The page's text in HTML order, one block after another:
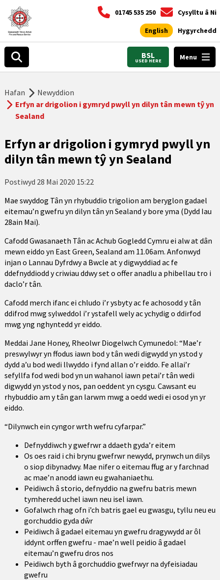
01745 535 250 Cysylltu â Ni
English Hygyrchedd
BSL
USED HERE Menu
Hafan
Newyddion
Erfyn ar drigolion i gymryd pwyll yn dilyn tân mewn tŷ yn
Sealand
Erfyn ar drigolion i gymryd pwyll yn
dilyn tân mewn tŷ yn Sealand
Postiwyd 28 Mai 2020 15:22
Mae swyddog Tân yn rhybuddio trigolion am beryglon gadael
eitemau’n gwefru yn dilyn tân yn Sealand y bore yma (Dydd Iau
28ain Mai).
Cafodd Gwasanaeth Tân ac Achub Gogledd Cymru ei alw at dân
mewn eiddo yn East Green, Sealand am 11.06am. Anfonwyd
injan o Lannau Dyfrdwy a Bwcle at y digwyddiad ac fe
ddefnyddiodd y criwiau ddwy set o offer anadlu a phibellau tro i
daclo’r tân.
Cafodd merch ifanc ei chludo i’r ysbyty ac fe achosodd y tân
ddifrod mwg sylweddol i’r ystafell wely ac ychydig o ddirfod
mwg yng nghyntedd yr eiddo.
Meddai Jane Honey, Rheolwr Diogelwch Cymunedol: “Mae’r
preswylwyr yn ffodus iawn bod y tân wedi digwydd yn ystod y
dydd a’u bod wedi llwyddo i fynd allan o’r eiddo. Fe allai’r
sefyllfa fod wedi bod yn un wahanol iawn petai’r tân wedi
digwydd yn ystod y nos, pan oeddent yn cysgu. Cawsant eu
rhybuddio am y tân gan larwm mwg a oedd wedi ei osod yn yr
eiddo.
“Dilynwch ein cyngor wrth wefru cyfarpar.”
Defnyddiwch y gwefrwr a ddaeth gyda’r eitem
Os oes raid i chi brynu gwefrwr newydd, prynwch un dilys
o siop dibynadwy. Mae nifer o eitemau ffug ar y farchnad
ac mae’n anodd iawn eu gwahaniaethu.
Peidiwch â storio, defnyddio na gwefru batris mewn
tymheredd uchel iawn neu isel iawn.
Gofalwch rhag ofn i’ch batris gael eu gwasgu, tyllu neu eu
gorchuddio gyda dŵr
Peidiwch â gadael eitemau yn gwefru dragywydd ar ôl
iddynt orffen gwefru - mae’n well peidio â gadael
eitemau’n gwefru dros nos
Peidiwch byth â gorchuddio gwefrwyr na dyfeisiadau
gwefru